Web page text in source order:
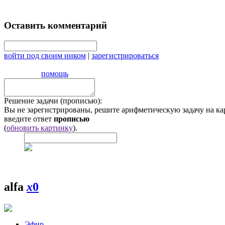
Оставить комментарий
войти под своим ником | зарегистрироваться
помощь
Решение задачи (прописью):
Вы не зарегистрированы, решите арифметическую задачу на
введите ответ прописью
(обновить картинку).
alfax0